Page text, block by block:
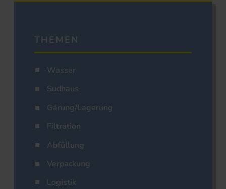
THEMEN
Wasser
Sudhaus
Gärung/Lagerung
Filtration
Abfüllung
Verpackung
Logistik